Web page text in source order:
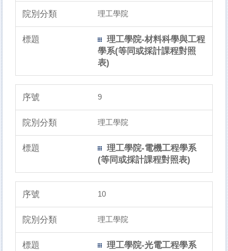
理工學院
理工學院-材料科學與工程
學系(等同或採計課程對照
表)
9
理工學院
理工學院-電機工程學系
(等同或採計課程對照表)
10
理工學院
理工學院-光電工程學系